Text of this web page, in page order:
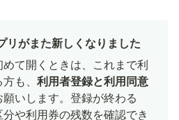
リがまた新しくなりました
て開くときは、これまで利
も、 利用者登録と利用同意
願いします。登録が終わる
や利用券の残数を確認でき